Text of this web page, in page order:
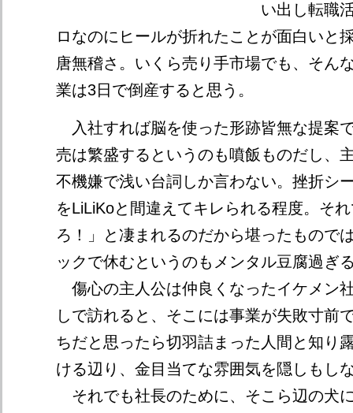
い出し転職
ロなのにヒールが折れたことが面白いと
唐無稽さ。いくら売り手市場でも、そん
業は3日で倒産すると思う。
入社すれば脳を使った形跡皆無な提案
売は繁盛するというのも噴飯ものだし、
不機嫌で浅い台詞しか言わない。挫折シ
をLiLiKoと間違えてキレられる程度。そ
ろ！」と凄まれるのだから堪ったもので
ックで休むというのもメンタル豆腐過ぎ
傷心の主人公は仲良くなったイケメン
しで訪れると、そこには事業が失敗寸前
ちだと思ったら切羽詰まった人間と知り
ける辺り、金目当てな雰囲気を隠しもし
それでも社長のために、そこら辺の犬